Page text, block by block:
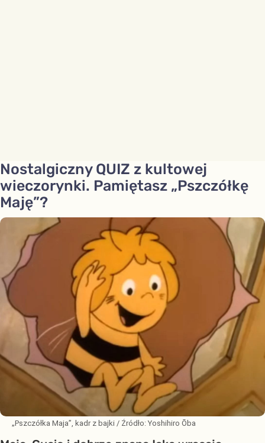
Nostalgiczny QUIZ z kultowej
wieczorynki. Pamiętasz „Pszczółkę
Maję”?
„Pszczółka Maja”, kadr z bajki / Źródło: Yoshihiro Ōba